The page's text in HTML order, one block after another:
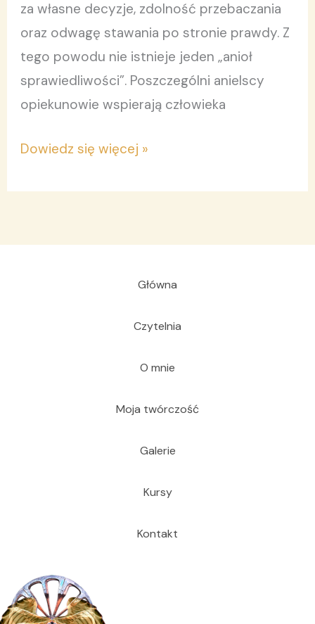
za własne decyzje, zdolność przebaczania
oraz odwagę stawania po stronie prawdy. Z
tego powodu nie istnieje jeden „anioł
sprawiedliwości”. Poszczególni anielscy
opiekunowie wspierają człowieka
Dowiedz się więcej »
Główna
Czytelnia
O mnie
Moja twórczość
Galerie
Kursy
Kontakt